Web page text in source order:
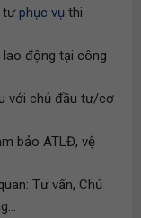
tưphục vụ thi
động tại công
với chủ đầu tư/cơ
bảo ATLĐ, vệ
Tư vấn, Chủ